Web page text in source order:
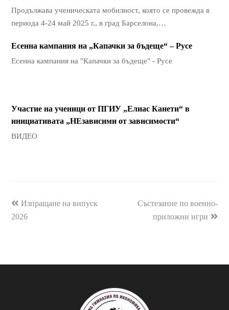
Продължава ученическата мобилност, която се провежда в
периода 4-24 май 2025 г., в град Барселона,…
Есенна кампания на „Капачки за бъдеще“ – Русе
Есенна кампания на "Капачки за бъдеще" - Русе
Участие на ученици от ПГИУ „Елиас Канети“ в
инициативата „НЕзависими от зависимости“
ВИДЕО
previous
post:
Изпращане на випуск
2026
next
post:
Състезание по военно-
приложни игри